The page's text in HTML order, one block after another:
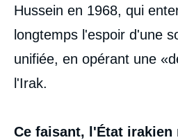
Hussein en 1968, qui
longtemps l'espoir d'une
unifiée, en opérant une
l'Irak.
Ce faisant, l'État irakien